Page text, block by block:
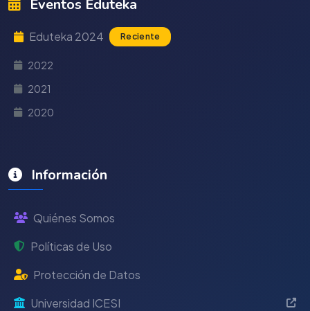
Eventos Eduteka
Eduteka 2024 Reciente
2022
2021
2020
Información
Quiénes Somos
Políticas de Uso
Protección de Datos
Universidad ICESI